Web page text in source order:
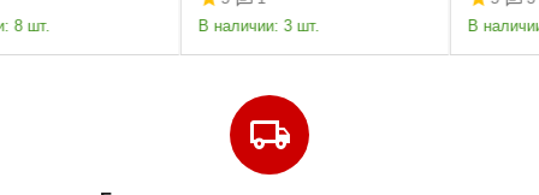
В наличии:
слева
В наличии: